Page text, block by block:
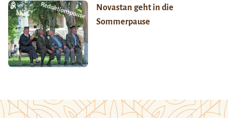
Novastan geht in die
Sommerpause